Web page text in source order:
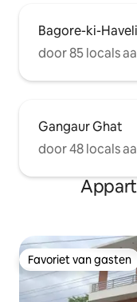
Bagore-ki-Haveli
door 85 locals
Gangaur Ghat
door 48 locals
Favoriet van gasten
Favoriet van gasten